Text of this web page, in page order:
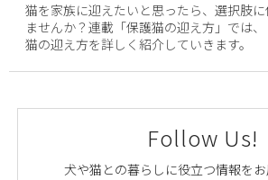
猫を家族に迎えたいと思ったら、選択肢
ませんか？連載「保護猫の迎え方」では
猫の迎え方を詳しく紹介していきます。
Follow Us!
犬や猫との暮らしに役立つ情報をお